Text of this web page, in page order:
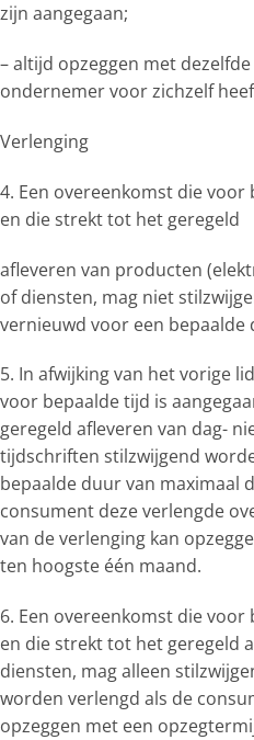
zijn aangegaan;
– altijd opzeggen met
ondernemer voor zichzelf
Verlenging
4. Een overeenkomst die voor
en die strekt tot het geregeld
afleveren van producten
of diensten, mag niet
vernieuwd voor een bepaalde
5. In afwijking van het vorige
voor bepaalde tijd is
geregeld afleveren van dag-
tijdschriften stilzwijgend
bepaalde duur van maximaal
consument deze verlengde
van de verlenging kan
ten hoogste één maand.
6. Een overeenkomst die voor
en die strekt tot het geregeld
diensten, mag alleen
worden verlengd als de
opzeggen met een